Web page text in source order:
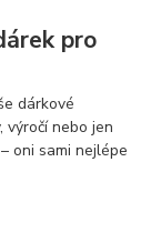
pro
dárkové
nebo jen
oni sami nejlépe